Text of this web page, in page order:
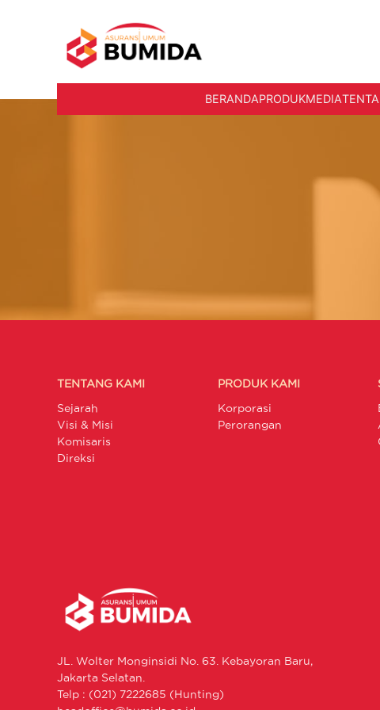
BERANDAPRODUKMEDIA
TENTANG KAMI
Sejarah
Visi & Misi
Komisaris
Direksi
PRODUK KAMI
Korporasi
Perorangan
JL. Wolter Monginsidi No. 63. Kebayoran Baru,
Jakarta Selatan.
Telp : (021) 7222685 (Hunting)